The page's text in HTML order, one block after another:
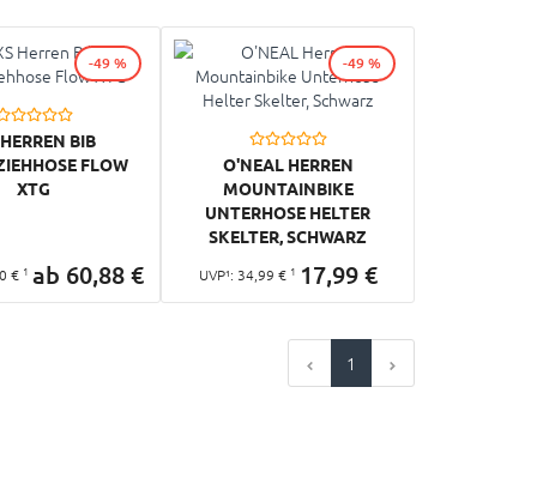
BIB
FLOW
XTG
€ 1 ab 60,88€
-49 %
O'NEAL HERREN
MOUNTAINBIKE
UNTERHOSE HELTER
SKELTER, SCHWARZ
UVP¹: 34,99 € 1 17,99 €
-49 %
1